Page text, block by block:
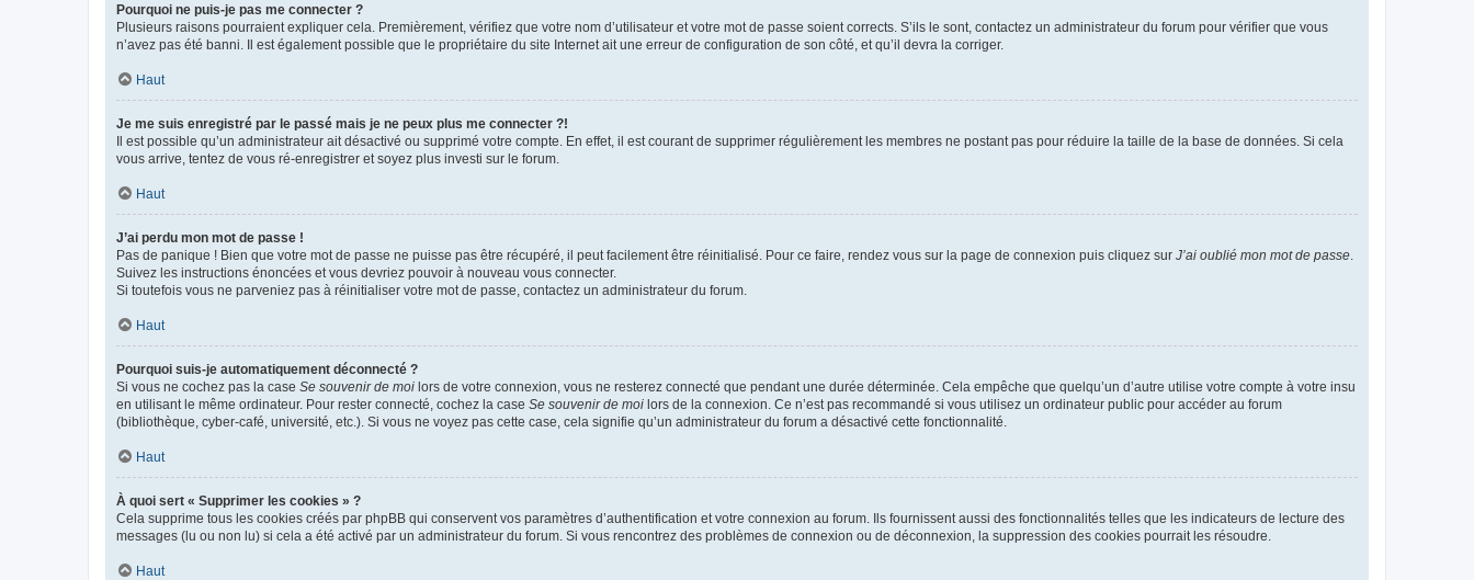
Pourquoi ne puis-je pas me connecter ?
Plusieurs raisons pourraient expliquer cela. Premièrement, vérifiez que votre nom d’utilisateur et votre mot de passe soient corrects. S’ils le sont, contactez un administrateur du forum pour vérifier que vous
n’avez pas été banni. Il est également possible que le propriétaire du site Internet ait une erreur de configuration de son côté, et qu’il devra la corriger.
Haut
Je me suis enregistré par le passé mais je ne peux plus me connecter ?!
Il est possible qu’un administrateur ait désactivé ou supprimé votre compte. En effet, il est courant de supprimer régulièrement les membres ne postant pas pour réduire la taille de la base de données. Si cela
vous arrive, tentez de vous ré-enregistrer et soyez plus investi sur le forum.
Haut
J’ai perdu mon mot de passe !
Pas de panique ! Bien que votre mot de passe ne puisse pas être récupéré, il peut facilement être réinitialisé. Pour ce faire, rendez vous sur la page de connexion puis cliquez sur J’ai oublié mon mot de passe
Suivez les instructions énoncées et vous devriez pouvoir à nouveau vous connecter.
Si toutefois vous ne parveniez pas à réinitialiser votre mot de passe, contactez un administrateur du forum.
Haut
Pourquoi suis-je automatiquement déconnecté ?
Si vous ne cochez pas la case Se souvenir de moi lors de votre connexion, vous ne resterez connecté que pendant une durée déterminée. Cela empêche que quelqu’un d’autre utilise votre compte à votre insu
en utilisant le même ordinateur. Pour rester connecté, cochez la case Se souvenir de moi lors de la connexion. Ce n’est pas recommandé si vous utilisez un ordinateur public pour accéder au forum
(bibliothèque, cyber-café, université, etc.). Si vous ne voyez pas cette case, cela signifie qu’un administrateur du forum a désactivé cette fonctionnalité.
Haut
À quoi sert « Supprimer les cookies » ?
Cela supprime tous les cookies créés par phpBB qui conservent vos paramètres d’authentification et votre connexion au forum. Ils fournissent aussi des fonctionnalités telles que les indicateurs de lecture des
messages (lu ou non lu) si cela a été activé par un administrateur du forum. Si vous rencontrez des problèmes de connexion ou de déconnexion, la suppression des cookies pourrait les résoudre.
Haut